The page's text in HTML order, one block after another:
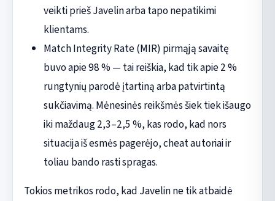
veikti prieš Javelin arba tapo nepatikimi
klientams.
Match Integrity Rate (MIR) pirmąją savaitę
buvo apie 98 % — tai reiškia, kad tik apie 2 %
rungtynių parodė įtartiną arba patvirtintą
sukčiavimą. Mėnesinės reikšmės šiek tiek išaugo
iki maždaug 2,3–2,5 %, kas rodo, kad nors
situacija iš esmės pagerėjo, cheat autoriai ir
toliau bando rasti spragas.
Tokios metrikos rodo, kad Javelin ne tik atbaidė